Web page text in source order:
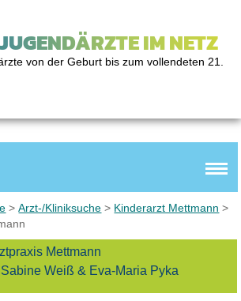
IM NETZ
von der Geburt bis zum vollendeten 21.
>Arzt-/Kliniksuche > Kinderarzt Mettmann >
Mettmann
Sabine Weiß & Eva-Maria Pyka